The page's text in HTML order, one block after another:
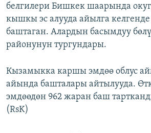
ЫҢГАЙСЫЗ СУРООЛОР
ЭЕ/АРнун бардык сайттары
белгилери Бишкек шаарында
кышкы эс алууда айылга келгенде
баштаган. Алардын басымдуу
районунун тургундары.
Кызамыкка каршы эмдөө облус
айында башталары айтылууда.
эмдөөдөн 962 жаран баш
(RsK)